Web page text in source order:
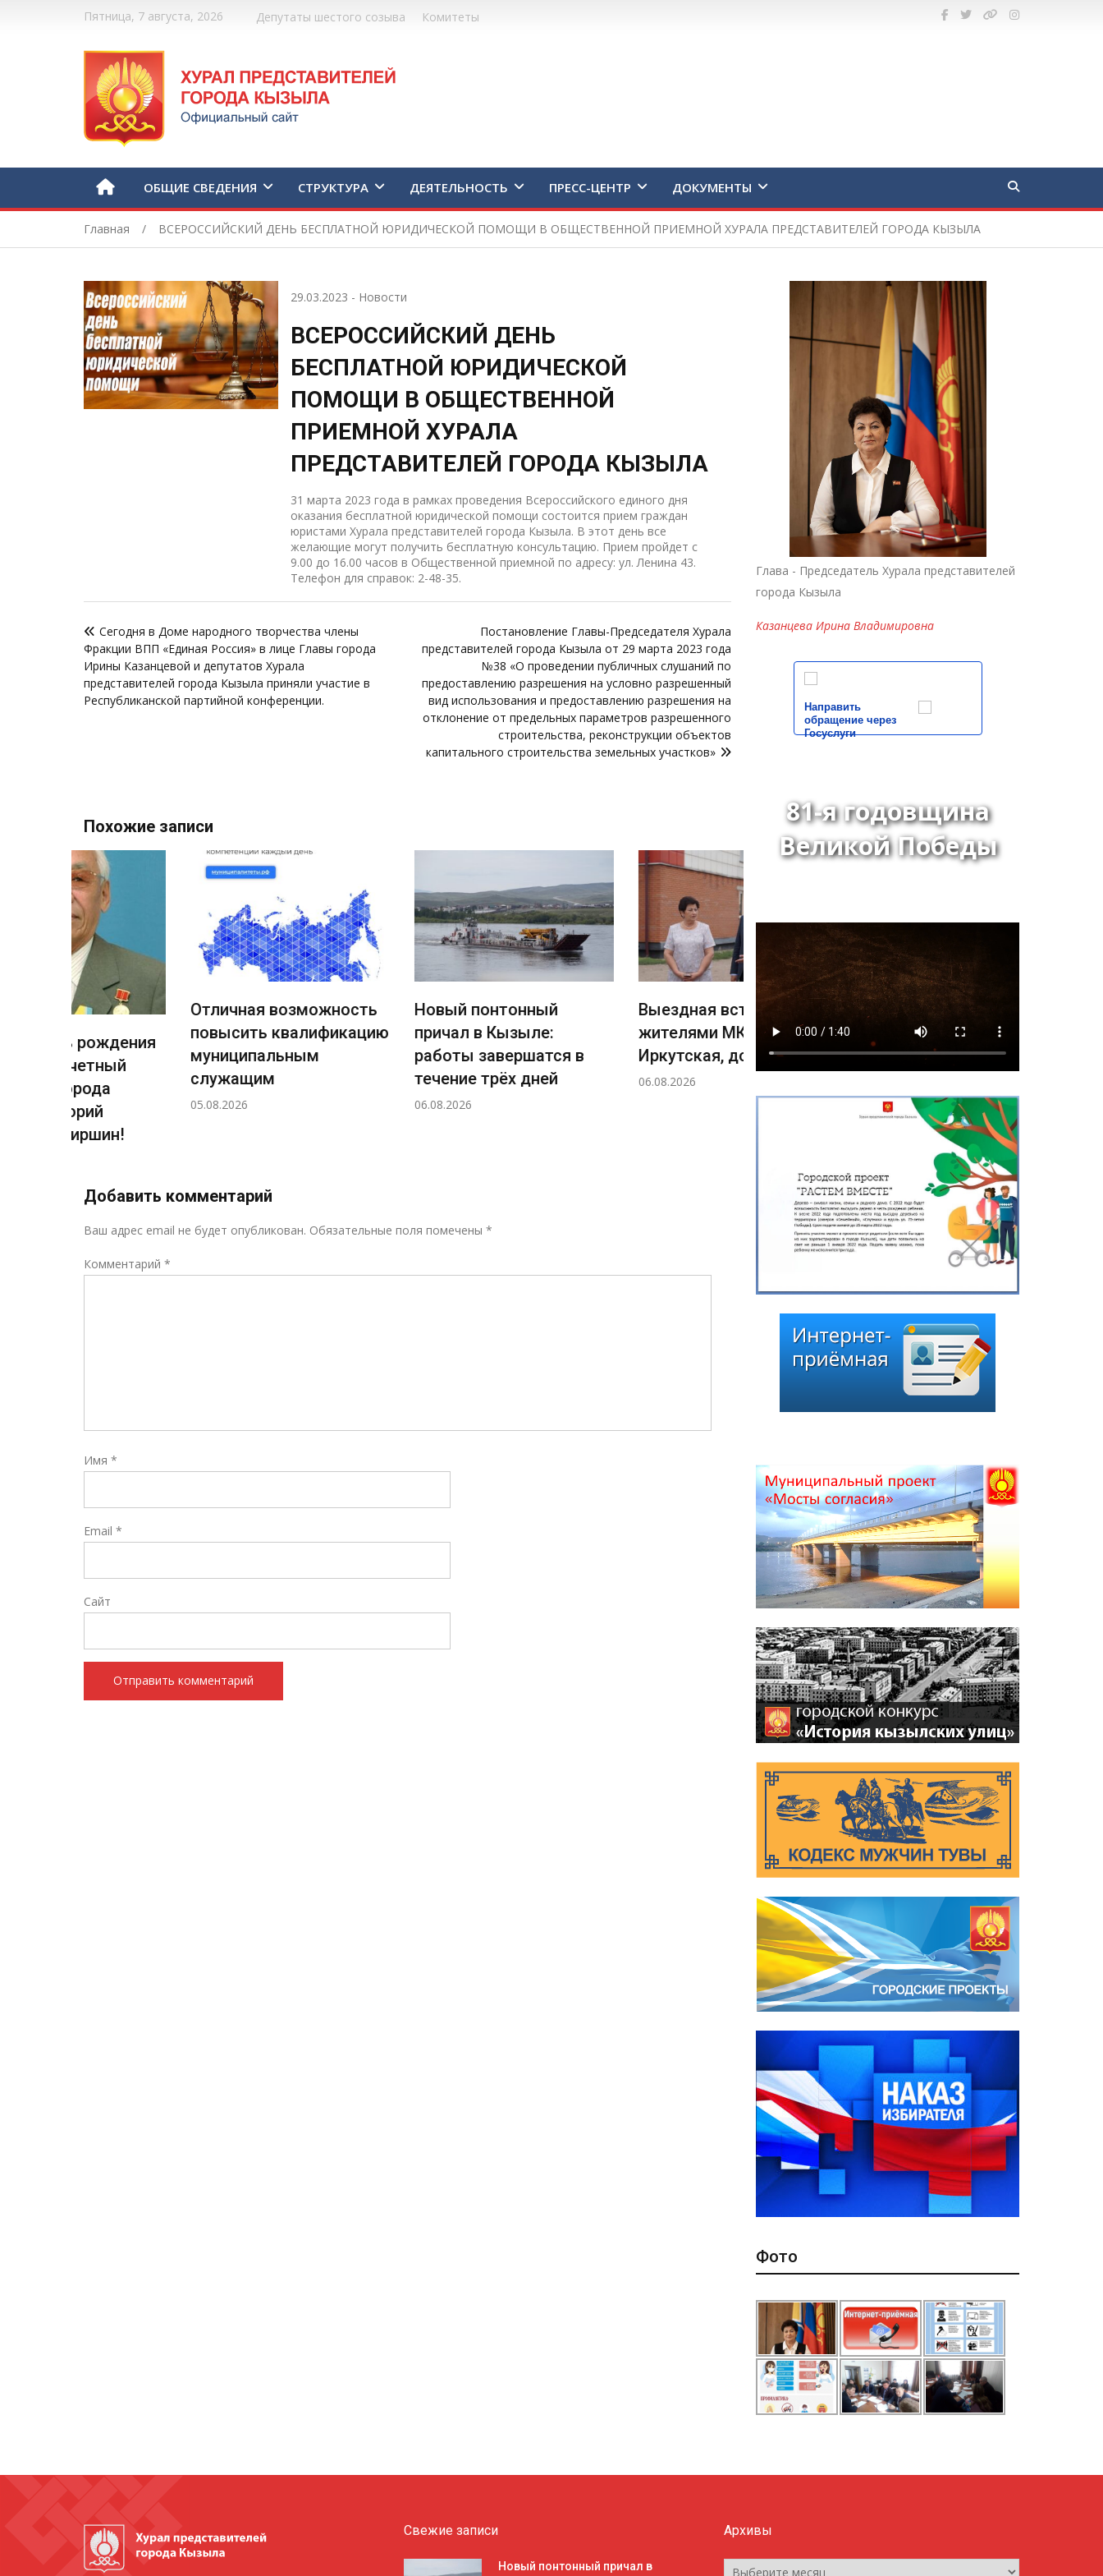
Пятница, 7 августа, 2026 Депутаты шестого созыва Комитеты
ОБЩИЕ СВЕДЕНИЯ СТРУКТУРА ДЕЯТЕЛЬНОСТЬ ПРЕСС-ЦЕНТР ДОКУМЕНТЫ
Главная ВСЕРОССИЙСКИЙ ДЕНЬ БЕСПЛАТНОЙ ЮРИДИЧЕСКОЙ ПОМОЩИ В ОБЩЕСТВЕННОЙ ПРИЕМНОЙ ХУРАЛА ПРЕДСТАВИТЕЛЕЙ ГОРОДА КЫЗЫЛА
29.03.2023 - Новости
ВСЕРОССИЙСКИЙ ДЕНЬ
БЕСПЛАТНОЙ ЮРИДИЧЕСКОЙ
ПОМОЩИ В ОБЩЕСТВЕННОЙ
ПРИЕМНОЙ ХУРАЛА
ПРЕДСТАВИТЕЛЕЙ ГОРОДА КЫЗЫЛА
31 марта 2023 года в рамках проведения Всероссийского единого дня
оказания бесплатной юридической помощи состоится прием граждан
юристами Хурала представителей города Кызыла. В этот день все
желающие могут получить бесплатную консультацию. Прием пройдет с
9.00 до 16.00 часов в Общественной приемной по адресу: ул. Ленина 43.
Телефон для справок: 2-48-35.
по
записям
Сегодня в Доме народного творчества члены
Фракции ВПП «Единая Россия» в лице Главы города
Ирины Казанцевой и депутатов Хурала
представителей города Кызыла приняли участие в
Республиканской партийной конференции.
Постановление Главы-Председателя Хурала
представителей города Кызыла от 29 марта 2023 года
№38 «О проведении публичных слушаний по
предоставлению разрешения на условно разрешенный
вид использования и предоставлению разрешения на
отклонение от предельных параметров разрешенного
строительства, реконструкции объектов
капитального строительства земельных участков»
Похожие записи
Отличная возможность
повысить квалификацию
муниципальным
05.08.2026
Новый понтонный
причал в Кызыле:
работы завершатся в
течение трёх дней
Выездная встреча с
жителями МКД по улице
Иркутская, дома 1–4
06.08.2026
Глава города Кызыла
Ирина Казанцева
поздравила с 92-летием
города Кызыла Григория
Чоодуевича Ширшина
Добавить комментарий
Ваш адрес email не будет опубликован. Обязательные поля помечены *
Комментарий *
Имя *
Email *
Сайт
Глава - Председатель Хурала представителей
города Кызыла
Казанцева Ирина Владимировна
Направить
обращение через
Госуслуги
81-я годовщина
Великой Победы
Фото
Свежие записи
Новый понтонный причал в
Архивы
Архивы